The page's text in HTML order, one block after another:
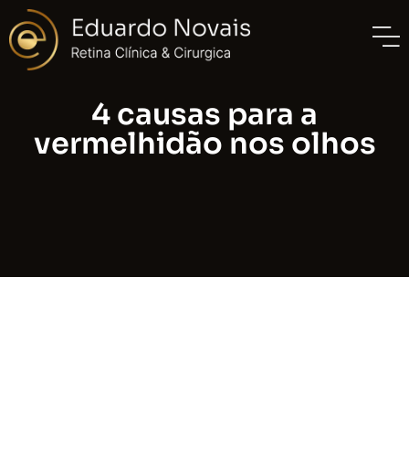
4 causas para a
vermelhidão nos olhos